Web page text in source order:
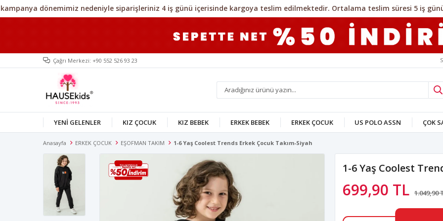
Çağrı Merkezi: +90 552 526 93 23
YENİ GELENLER KIZ ÇOCUK KIZ BEBEK ERKEK BEBEK ERKEK ÇOCUK US POLO ASSN ÇOK
Anasayfa ERKEK ÇOCUK EŞOFMAN TAKIM 1-6 Yaş Coolest Trends Erkek Çocuk Takım-Siyah
1-6 Yaş Coolest
699,90 TL 1.049,90